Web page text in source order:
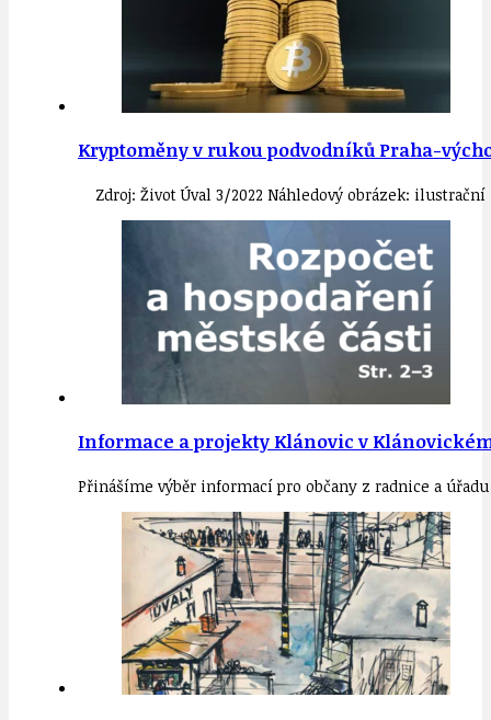
Kryptoměny v rukou podvodníků Praha-
Zdroj: Život Úval 3/2022 Náhledový obrázek: ilustrační
Informace a projekty Klánovic v
Přinášíme výběr informací pro občany z radnice a